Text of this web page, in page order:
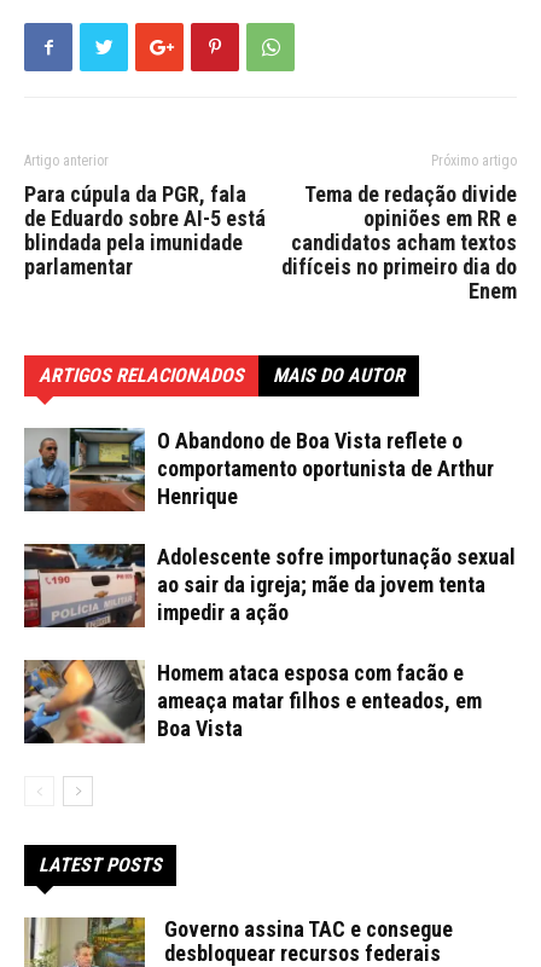
Artigo anterior
Para cúpula da PGR, fala
de Eduardo sobre AI-5 está
blindada pela imunidade
parlamentar
Próximo artigo
Tema de redação divide
opiniões em RR e
candidatos acham textos
difíceis no primeiro dia do
Enem
ARTIGOS RELACIONADOS MAIS DO AUTOR
O Abandono de Boa Vista reflete o
comportamento oportunista de Arthur
Henrique
Adolescente sofre importunação sexual
ao sair da igreja; mãe da jovem tenta
impedir a ação
Homem ataca esposa com facão e
ameaça matar filhos e enteados, em
Boa Vista
LATEST POSTS
Governo assina TAC e consegue
desbloquear recursos federais